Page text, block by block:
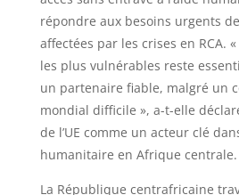
répondre aux besoins urgents
affectées par les crises en RCA. «
les plus vulnérables reste
un partenaire fiable, malgré un
mondial difficile », a-t-elle
de l’UE comme un acteur clé
humanitaire en Afrique centrale.
La République centrafricaine